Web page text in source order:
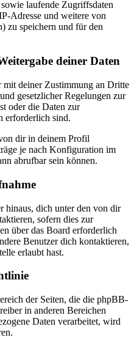
laufende Zugriffsdaten
Adresse und weitere von
zu speichern und für den
deiner Daten
deiner Zustimmung an Dritte
gesetzlicher Regelungen zur
oder die Daten zur
erforderlich sind.
dir in deinem Profil
je nach Konfiguration im
abrufbar sein können.
hinaus, dich unter den von dir
sofern dies zur
über das Board erforderlich
Benutzer dich kontaktieren,
erlaubt hast.
der Seiten, die die phpBB-
in anderen Bereichen
Daten verarbeitet, wird